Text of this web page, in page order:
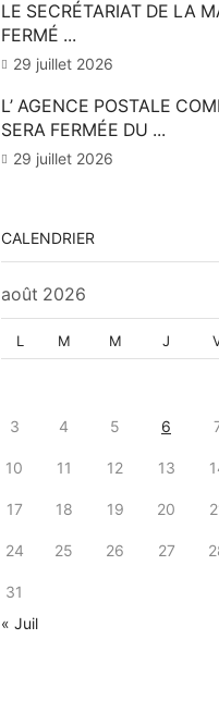
LE SECRÉTARIAT DE LA
FERMÉ ...
29 juillet 2026
L’ AGENCE POSTALE
SERA FERMÉE DU ...
29 juillet 2026
CALENDRIER
août 2026
L M M J
3 4 5 6
10 11 12 13
17 18 19 20
24 25 26 27
31
« Juil